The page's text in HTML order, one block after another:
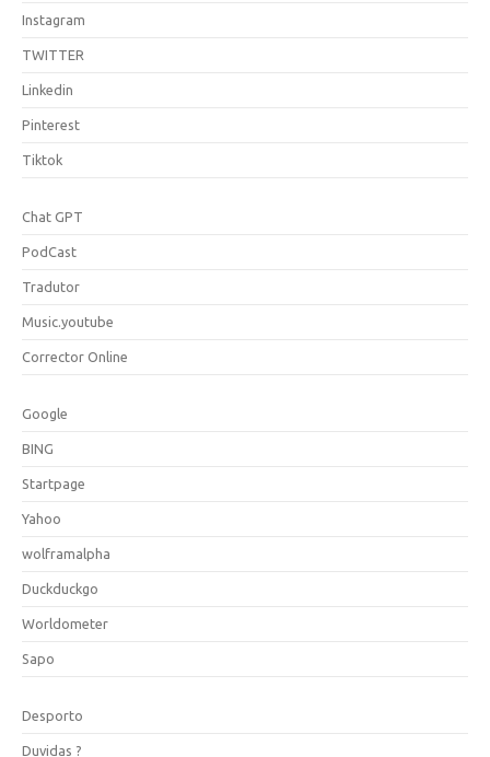
Instagram
TWITTER
Linkedin
Pinterest
Tiktok
Chat GPT
PodCast
Tradutor
Music.youtube
Corrector Online
Google
BING
Startpage
Yahoo
wolframalpha
Duckduckgo
Worldometer
Sapo
Desporto
Duvidas ?